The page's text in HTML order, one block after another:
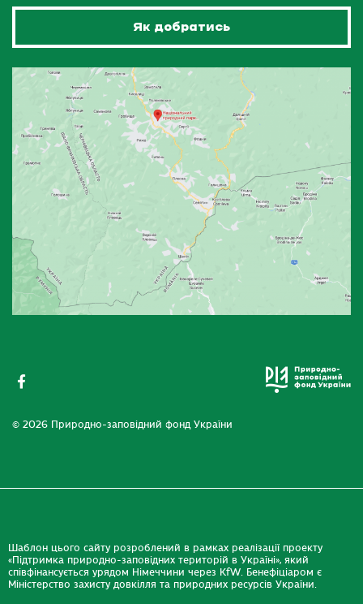
Як добратись
© 2026 Природно-заповідний фонд України
Шаблон цього сайту розроблений в рамках реалізації проекту
«Підтримка природно-заповідних територій в Україні», який
співфінансується урядом Німеччини через KfW. Бенефіціаром є
Міністерство захисту довкілля та природних ресурсів України.